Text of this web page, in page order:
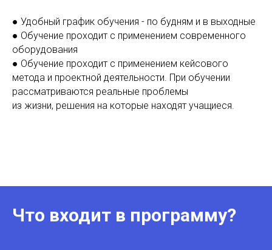
● Удобный график обучения - по будням и в выходные
● Обучение проходит с применением современного
оборудования
● Обучение проходит с применением кейсового
метода и проектной деятельности. При обучении
рассматриваются реальные проблемы
из жизни, решения на которые находят учащиеся.
Что входит в программу?